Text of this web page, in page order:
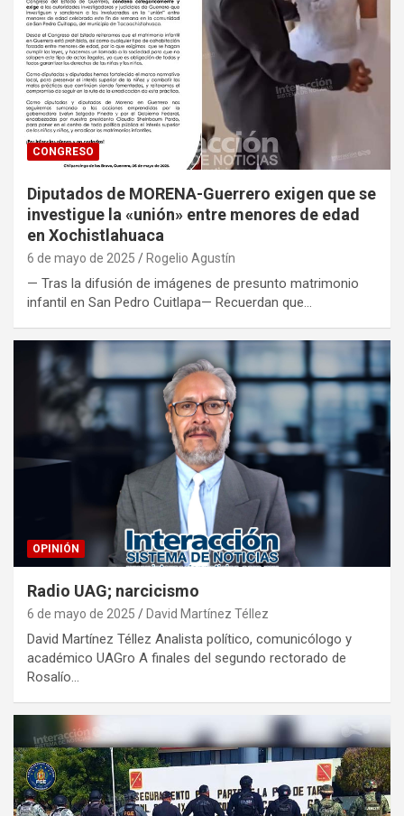
CONGRESO
Diputados de MORENA-Guerrero exigen que se
investigue la «unión» entre menores de edad
en Xochistlahuaca
6 de mayo de 2025 Rogelio Agustín
— Tras la difusión de imágenes de presunto matrimonio
infantil en San Pedro Cuitlapa— Recuerdan que…
OPINIÓN
Radio UAG; narcicismo
6 de mayo de 2025 David Martínez Téllez
David Martínez Téllez Analista político, comunicólogo y
académico UAGro A finales del segundo rectorado de
Rosalío…